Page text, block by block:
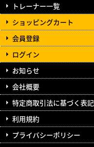
トレーナー一覧
ショッピングカート
会員登録
ログイン
お知らせ
会社概要
特定商取引法に基づく表記
利用規約
プライバシーポリシー